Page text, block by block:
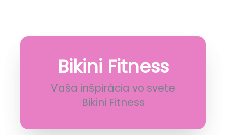
Bikini Fitness
Vaša inšpirácia vo svete
Bikini Fitness